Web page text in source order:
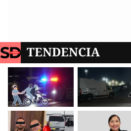
TENDENCIA